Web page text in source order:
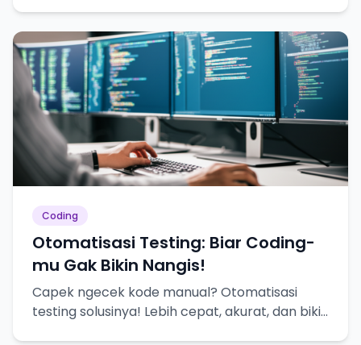
Coding
Otomatisasi Testing: Biar Coding-
mu Gak Bikin Nangis!
Capek ngecek kode manual? Otomatisasi
testing solusinya! Lebih cepat, akurat, dan bikin